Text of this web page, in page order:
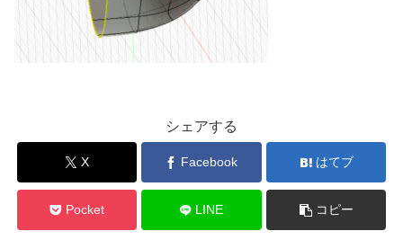
シェアする
X Facebook はてブ
Pocket LINE コピー